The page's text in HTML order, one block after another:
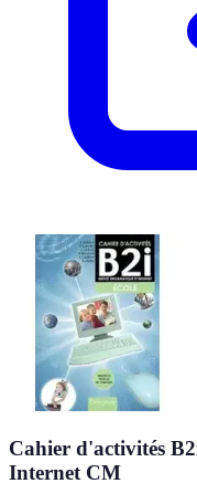
Cahier d'activités
Internet CM